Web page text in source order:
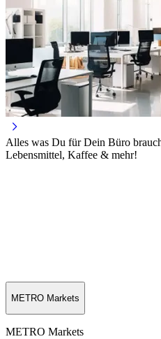
Alles was Du für Dein Büro
Lebensmittel, Kaffee & mehr!
METRO Markets
METRO Markets